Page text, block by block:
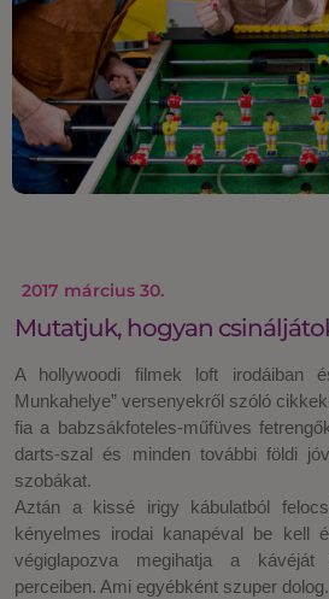
2017 március 30.
Mutatjuk, hogyan
A hollywoodi filmek loft irodáiban
Munkahelye” versenyekről szóló
fia a babzsákfoteles-műfüves
darts-szal és minden további földi
szobákat.
Aztán a kissé irigy kábulatból
kényelmes irodai kanapéval be kell
végiglapozva megihatja a
perceiben. Ami egyébként szuper dolog.